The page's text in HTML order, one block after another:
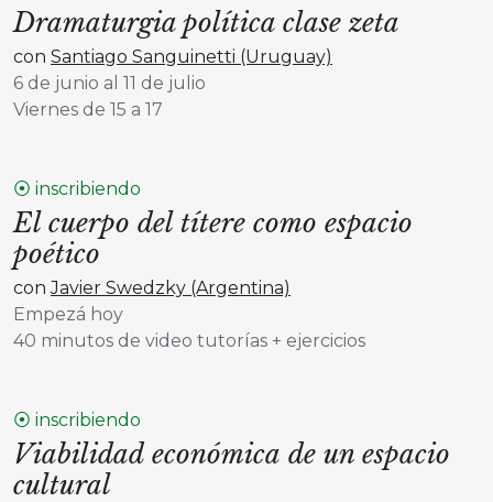
Dramaturgia política clase zeta
con Santiago Sanguinetti (Uruguay)
6 de junio al 11 de julio
Viernes de 15 a 17
⦿ inscribiendo
El cuerpo del títere como espacio
poético
conJavier Swedzky (Argentina)
Empezá hoy
40 minutos de video tutorías + ejercicios
⦿ inscribiendo
Viabilidad económica de un espacio
cultural